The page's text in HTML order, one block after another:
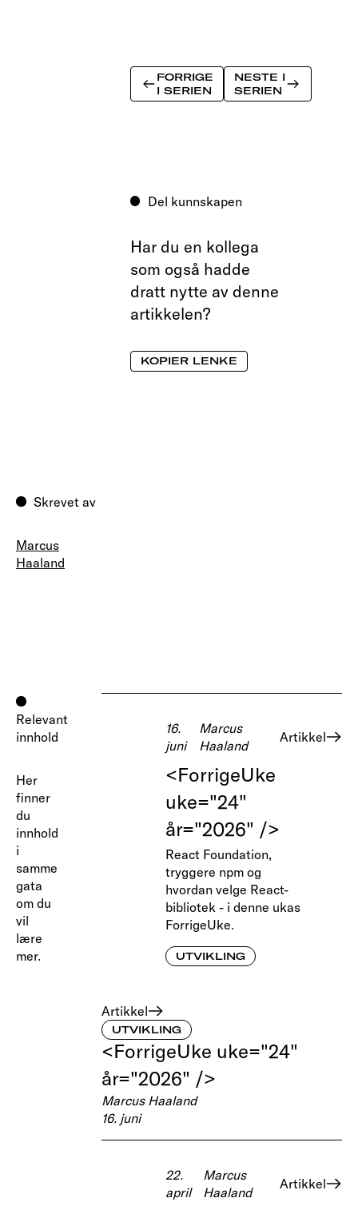
FORRIGE
I SERIEN
NESTE I
SERIEN
Del kunnskapen
Har du en kollega
som også hadde
dratt nytte av denne
artikkelen?
KOPIER LENKE
Skrevet av
Marcus
Haaland
Relevant
innhold
Her
finner
du
innhold
i
samme
gata
om du
vil
lære
mer.
16.
juni
Marcus
Haaland
Artikkel
<ForrigeUke
uke="24"
år="2026" />
React Foundation,
tryggere npm og
hvordan velge React-
bibliotek - i denne ukas
ForrigeUke.
UTVIKLING
Artikkel
UTVIKLING
<ForrigeUke uke="24"
år="2026" />
Marcus Haaland
16. juni
22.
april
Marcus
Haaland
Artikkel